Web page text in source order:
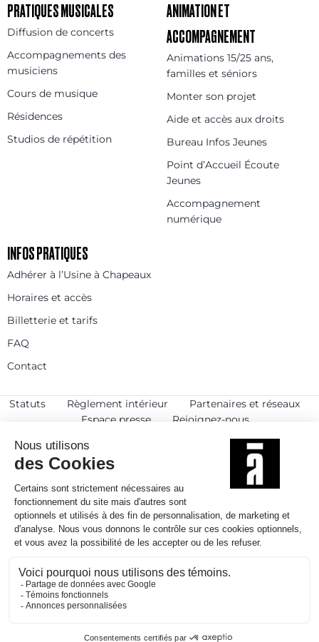
PRATIQUES MUSICALES
Diffusion de concerts
Accompagnements des
musiciens
Cours de musique
Résidences
Studios de répétition
ANIMATION ET
ACCOMPAGNEMENT
Animations 15/25 ans,
familles et séniors
Monter son projet
Aide et accès aux droits
Bureau Infos Jeunes
Point d’Accueil Écoute
Jeunes
Accompagnement
numérique
INFOS PRATIQUES
Adhérer à l’Usine à Chapeaux
Horaires et accès
Billetterie et tarifs
FAQ
Contact
Statuts Règlement intérieur
Partenaires et réseaux
Espace presse
Rejoignez-nous